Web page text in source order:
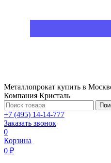
Металлопрокат купить в
Компания Кристаль
+7 (495) 14-14-777
Заказать звонок
0
Корзина
0 ₽